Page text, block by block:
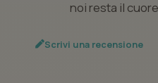
noi resta il
Scrivi una recensione